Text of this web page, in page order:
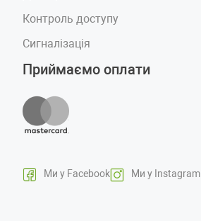
Приймаємо оплати
Ми у Facebook Ми у Instagram
Контроль доступу
Сигналізація